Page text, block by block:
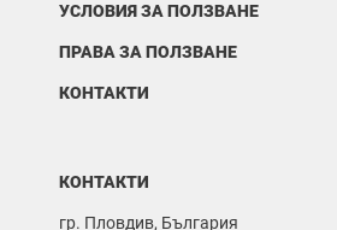
УСЛОВИЯ ЗА ПОЛЗВАНЕ
ПРАВА ЗА ПОЛЗВАНЕ
КОНТАКТИ
КОНТАКТИ
гр. Пловдив, България